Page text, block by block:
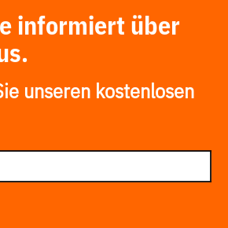
informiert über
unseren kostenlosen